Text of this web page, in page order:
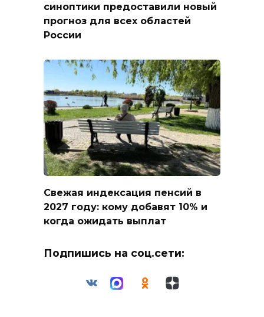
синоптики предоставили новый
прогноз для всех областей
России
Свежая индексация пенсий в
2027 году: кому добавят 10% и
когда ожидать выплат
Подпишись на соц.сети: